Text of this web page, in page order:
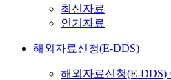
최신자료
인기자료
해외자료신청(E-DDS)
해외자료신청(E-DDS)